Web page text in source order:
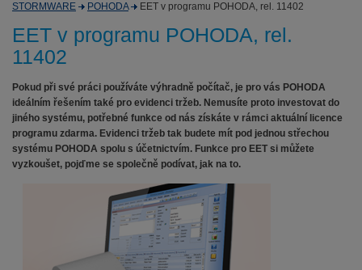
STORMWARE POHODA EET v programu POHODA, rel. 11402
EET v programu POHODA, rel.
11402
Pokud při své práci používáte výhradně počítač, je pro vás POHODA
ideálním řešením také pro evidenci tržeb. Nemusíte proto investovat do
jiného systému, potřebné funkce od nás získáte v rámci aktuální licence
programu zdarma. Evidenci tržeb tak budete mít pod jednou střechou
systému POHODA spolu s účetnictvím. Funkce pro EET si můžete
vyzkoušet, pojďme se společně podívat, jak na to.